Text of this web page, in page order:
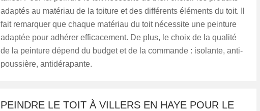
adaptés au matériau de la toiture et des différents éléments du toit. Il
fait remarquer que chaque matériau du toit nécessite une peinture
adaptée pour adhérer efficacement. De plus, le choix de la qualité
de la peinture dépend du budget et de la commande : isolante, anti-
poussière, antidérapante.
PEINDRE LE TOIT À VILLERS EN HAYE POUR LE